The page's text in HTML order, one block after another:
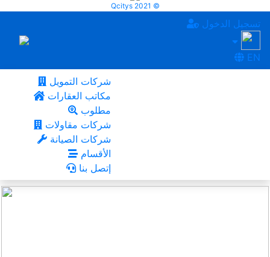
Qcitys 2021 ©
تسجيل الدخول
EN
شركات التمويل
مكاتب العقارات
مطلوب
شركات مقاولات
شركات الصيانة
الأقسام
إتصل بنا